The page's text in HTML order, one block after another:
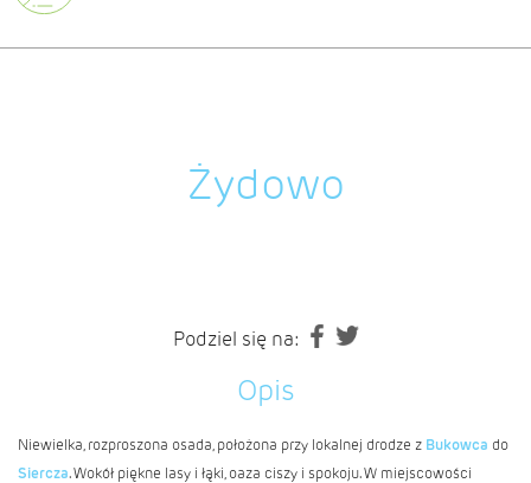
Żydowo
Podziel się na:
Opis
Niewielka, rozproszona osada, położona przy lokalnej drodze z Bukowca do
Siercza. Wokół piękne lasy i łąki, oaza ciszy i spokoju. W miejscowości